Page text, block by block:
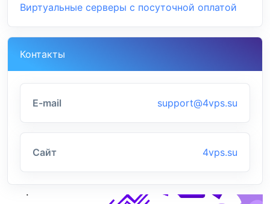
Виртуальные серверы с посуточной оплатой
Контакты
E-mail support@4vps.su
Сайт 4vps.su